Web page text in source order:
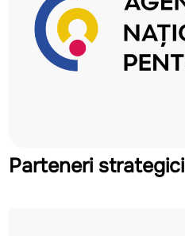
Parteneri strategici